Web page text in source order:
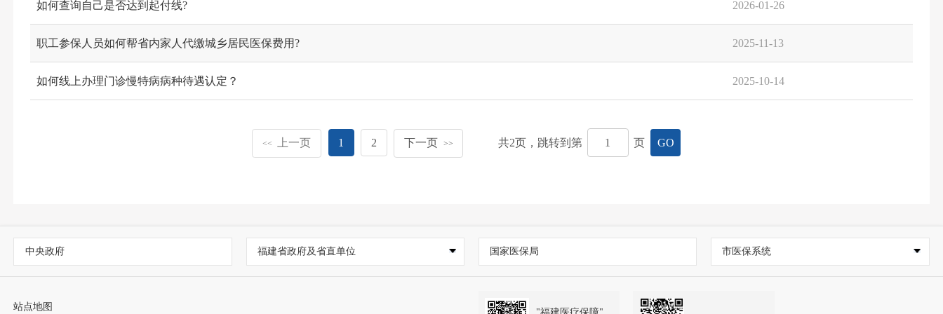
如何查询自己是否达到起付线? 2026-01-26
职工参保人员如何帮省内家人代缴城乡居民医保费用? 2025-11-13
如何线上办理门诊慢特病病种待遇认定？ 2025-10-14
<< 上一页 1 2 下一页 >> 共2页，跳转到第 页 GO
中央政府 福建省政府及省直单位 国家医保局 市医保系统
站点地图